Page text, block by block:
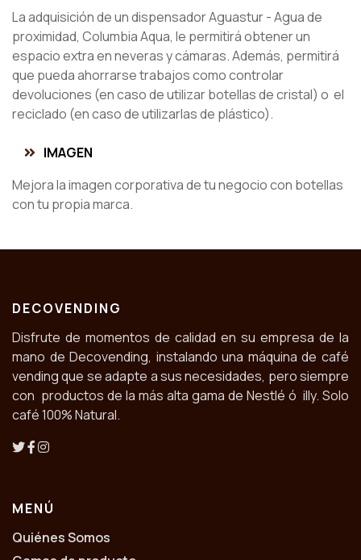
La adquisición de un dispensador Aguastur - Agua de
proximidad, Columbia Aqua, le permitirá obtener un
espacio extra en neveras y cámaras. Además, permitirá
que pueda ahorrarse trabajos como controlar
devoluciones (en caso de utilizar botellas de cristal) o el
reciclado (en caso de utilizarlas de plástico).
IMAGEN
Mejora la imagen corporativa de tu negocio con botellas
con tu propia marca.
DECOVENDING
Disfrute de momentos de calidad en su empresa de la
mano de Decovending, instalando una máquina de café
vending que se adapte a sus necesidades, pero siempre
con productos de la más alta gama de Nestlé ó illy. Solo
café 100% Natural.
MENÚ
Quiénes Somos